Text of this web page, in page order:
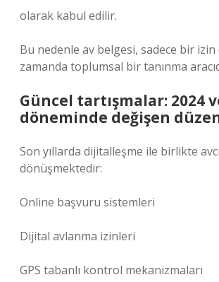
olarak kabul edilir.
Bu nedenle av belgesi, sadece bir izin
zamanda toplumsal bir tanınma
Güncel tartışmalar: 2024
döneminde değişen
Son yıllarda dijitalleşme ile birlikte
dönüşmektedir:
Online başvuru sistemleri
Dijital avlanma izinleri
GPS tabanlı kontrol mekanizmaları